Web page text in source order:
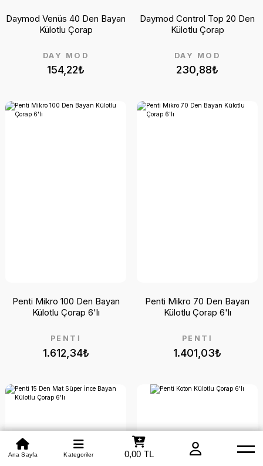
Beden Tablosu Mağazamız Whatsapp Yardım Hakkımızda
Ana Sayfa Kategoriler 0,00 TL
154,22₺
DAY MOD
Daymod Venüs 40 Den Bayan
Külotlu Çorap
230,88₺
DAY MOD
Daymod Control Top 20 Den
Külotlu Çorap
1.612,34₺
PENTİ
Penti Mikro 100 Den Bayan
Külotlu Çorap 6'lı
1.401,03₺
PENTİ
Penti Mikro 70 Den Bayan
Külotlu Çorap 6'lı